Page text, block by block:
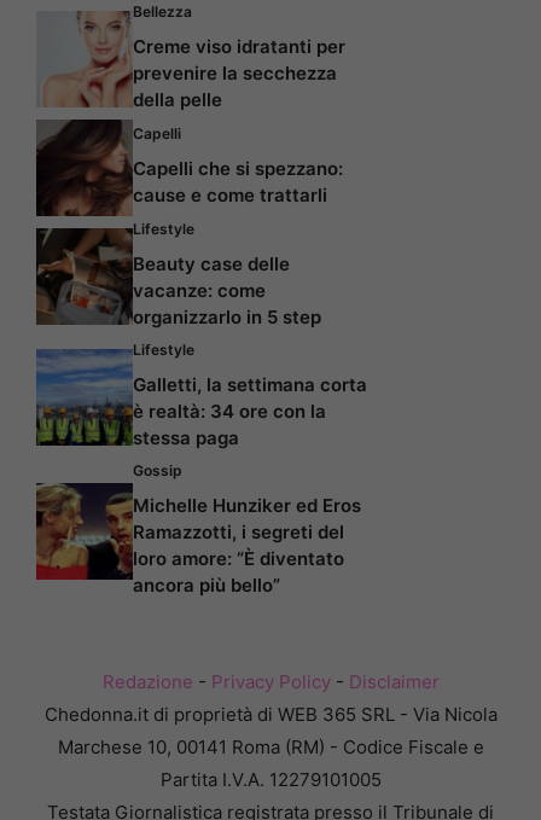
Bellezza
Creme viso idratanti per
prevenire la secchezza
della pelle
Capelli
Capelli che si spezzano:
cause e come trattarli
Lifestyle
Beauty case delle
vacanze: come
organizzarlo in 5 step
Lifestyle
Galletti, la settimana corta
è realtà: 34 ore con la
stessa paga
Gossip
Michelle Hunziker ed Eros
Ramazzotti, i segreti del
loro amore: “È diventato
ancora più bello”
Redazione - Privacy Policy- Disclaimer
Chedonna.it di proprietà di WEB 365 SRL - Via Nicola
Marchese 10, 00141 Roma (RM) - Codice Fiscale e
Partita I.V.A. 12279101005
Testata Giornalistica registrata presso il Tribunale di